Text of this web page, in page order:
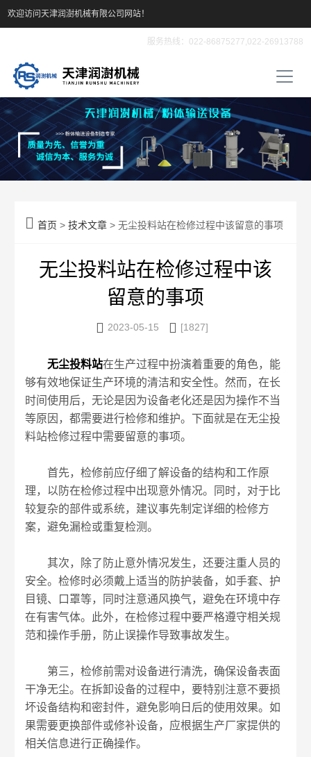
欢迎访问天津润澍机械有限公司网站！
服务热线：022-86875277,022-26913788
 首页 >技术文章 > 无尘投料站在检修过程中该留意的事项
无尘投料站在检修过程中该
留意的事项
 2023-05-15  [1827]
无尘投料站在生产过程中扮演着重要的角色，能
够有效地保证生产环境的清洁和安全性。然而，在长
时间使用后，无论是因为设备老化还是因为操作不当
等原因，都需要进行检修和维护。下面就是在无尘投
料站检修过程中需要留意的事项。
首先，检修前应仔细了解设备的结构和工作原
理，以防在检修过程中出现意外情况。同时，对于比
较复杂的部件或系统，建议事先制定详细的检修方
案，避免漏检或重复检测。
其次，除了防止意外情况发生，还要注重人员的
安全。检修时必须戴上适当的防护装备，如手套、护
目镜、口罩等，同时注意通风换气，避免在环境中存
在有害气体。此外，在检修过程中要严格遵守相关规
范和操作手册，防止误操作导致事故发生。
第三，检修前需对设备进行清洗，确保设备表面
干净无尘。在拆卸设备的过程中，要特别注意不要损
坏设备结构和密封件，避免影响日后的使用效果。如
果需要更换部件或修补设备，应根据生产厂家提供的
相关信息进行正确操作。